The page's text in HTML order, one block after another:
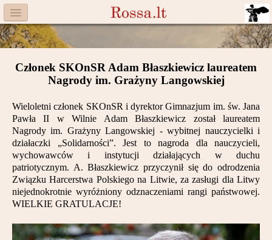
Menu
Facebook
Komitet
Aktualności
Książka
Moneta
Cegiełki
Rossa
Trasy
Członek SKOnSR Adam Błaszkiewicz laureatem
Nagrody im. Grażyny Langowskiej
Wieloletni członek SKOnSR i dyrektor Gimnazjum im. św. Jana
Pawła II w Wilnie Adam Błaszkiewicz został laureatem
Nagrody im. Grażyny Langowskiej - wybitnej nauczycielki i
działaczki „Solidarności”. Jest to nagroda dla nauczycieli,
wychowawców i instytucji działających w duchu
patriotycznym. A. Błaszkiewicz przyczynił się do odrodzenia
Związku Harcerstwa Polskiego na Litwie, za zasługi dla Litwy
niejednokrotnie wyróżniony odznaczeniami rangi państwowej.
WIELKIE GRATULACJE!